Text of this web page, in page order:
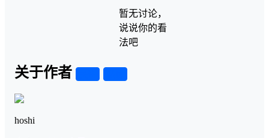
暂无讨论，
说说你的看
法吧
关于作者
hoshi